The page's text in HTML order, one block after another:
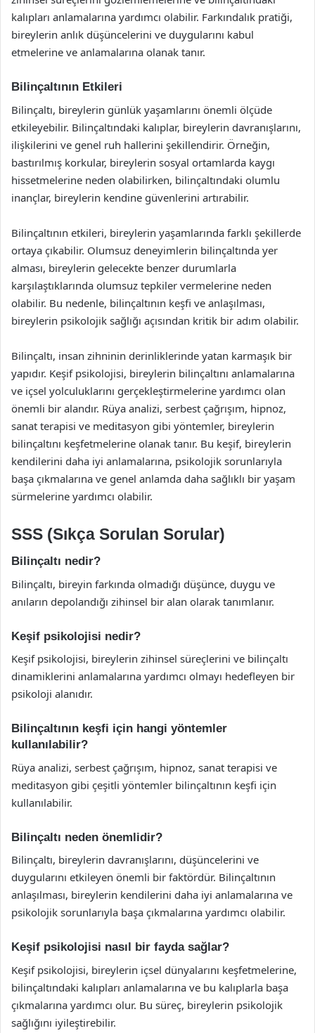
kalıpları anlamalarına yardımcı olabilir. Farkındalık pratiği,
bireylerin anlık düşüncelerini ve duygularını kabul
etmelerine ve anlamalarına olanak tanır.
Bilinçaltının Etkileri
Bilinçaltı, bireylerin günlük yaşamlarını önemli ölçüde
etkileyebilir. Bilinçaltındaki kalıplar, bireylerin davranışlarını,
ilişkilerini ve genel ruh hallerini şekillendirir. Örneğin,
bastırılmış korkular, bireylerin sosyal ortamlarda kaygı
hissetmelerine neden olabilirken, bilinçaltındaki olumlu
inançlar, bireylerin kendine güvenlerini artırabilir.
Bilinçaltının etkileri, bireylerin yaşamlarında farklı şekillerde
ortaya çıkabilir. Olumsuz deneyimlerin bilinçaltında yer
alması, bireylerin gelecekte benzer durumlarla
karşılaştıklarında olumsuz tepkiler vermelerine neden
olabilir. Bu nedenle, bilinçaltının keşfi ve anlaşılması,
bireylerin psikolojik sağlığı açısından kritik bir adım olabilir.
Bilinçaltı, insan zihninin derinliklerinde yatan karmaşık bir
yapıdır. Keşif psikolojisi, bireylerin bilinçaltını anlamalarına
ve içsel yolculuklarını gerçekleştirmelerine yardımcı olan
önemli bir alandır. Rüya analizi, serbest çağrışım, hipnoz,
sanat terapisi ve meditasyon gibi yöntemler, bireylerin
bilinçaltını keşfetmelerine olanak tanır. Bu keşif, bireylerin
kendilerini daha iyi anlamalarına, psikolojik sorunlarıyla
başa çıkmalarına ve genel anlamda daha sağlıklı bir yaşam
sürmelerine yardımcı olabilir.
SSS (Sıkça Sorulan Sorular)
Bilinçaltı nedir?
Bilinçaltı, bireyin farkında olmadığı düşünce, duygu ve
anıların depolandığı zihinsel bir alan olarak tanımlanır.
Keşif psikolojisi nedir?
Keşif psikolojisi, bireylerin zihinsel süreçlerini ve bilinçaltı
dinamiklerini anlamalarına yardımcı olmayı hedefleyen bir
psikoloji alanıdır.
Bilinçaltının keşfi için hangi yöntemler
kullanılabilir?
Rüya analizi, serbest çağrışım, hipnoz, sanat terapisi ve
meditasyon gibi çeşitli yöntemler bilinçaltının keşfi için
kullanılabilir.
Bilinçaltı neden önemlidir?
Bilinçaltı, bireylerin davranışlarını, düşüncelerini ve
duygularını etkileyen önemli bir faktördür. Bilinçaltının
anlaşılması, bireylerin kendilerini daha iyi anlamalarına ve
psikolojik sorunlarıyla başa çıkmalarına yardımcı olabilir.
Keşif psikolojisi nasıl bir fayda sağlar?
Keşif psikolojisi, bireylerin içsel dünyalarını keşfetmelerine,
bilinçaltındaki kalıpları anlamalarına ve bu kalıplarla başa
çıkmalarına yardımcı olur. Bu süreç, bireylerin psikolojik
sağlığını iyileştirebilir.